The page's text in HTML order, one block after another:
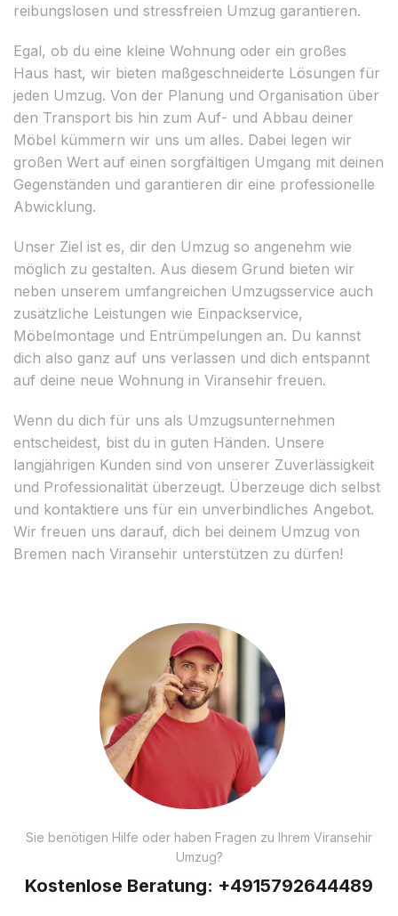
reibungslosen und stressfreien Umzug garantieren.
Egal, ob du eine kleine Wohnung oder ein großes
Haus hast, wir bieten maßgeschneiderte Lösungen für
jeden Umzug. Von der Planung und Organisation über
den Transport bis hin zum Auf- und Abbau deiner
Möbel kümmern wir uns um alles. Dabei legen wir
großen Wert auf einen sorgfältigen Umgang mit deinen
Gegenständen und garantieren dir eine professionelle
Abwicklung.
Unser Ziel ist es, dir den Umzug so angenehm wie
möglich zu gestalten. Aus diesem Grund bieten wir
neben unserem umfangreichen Umzugsservice auch
zusätzliche Leistungen wie Einpackservice,
Möbelmontage und Entrümpelungen an. Du kannst
dich also ganz auf uns verlassen und dich entspannt
auf deine neue Wohnung in Viransehir freuen.
Wenn du dich für uns als Umzugsunternehmen
entscheidest, bist du in guten Händen. Unsere
langjährigen Kunden sind von unserer Zuverlässigkeit
und Professionalität überzeugt. Überzeuge dich selbst
und kontaktiere uns für ein unverbindliches Angebot.
Wir freuen uns darauf, dich bei deinem Umzug von
Bremen nach Viransehir unterstützen zu dürfen!
Sie benötigen Hilfe oder haben Fragen zu Ihrem Viransehir
Umzug?
Kostenlose Beratung: +4915792644489